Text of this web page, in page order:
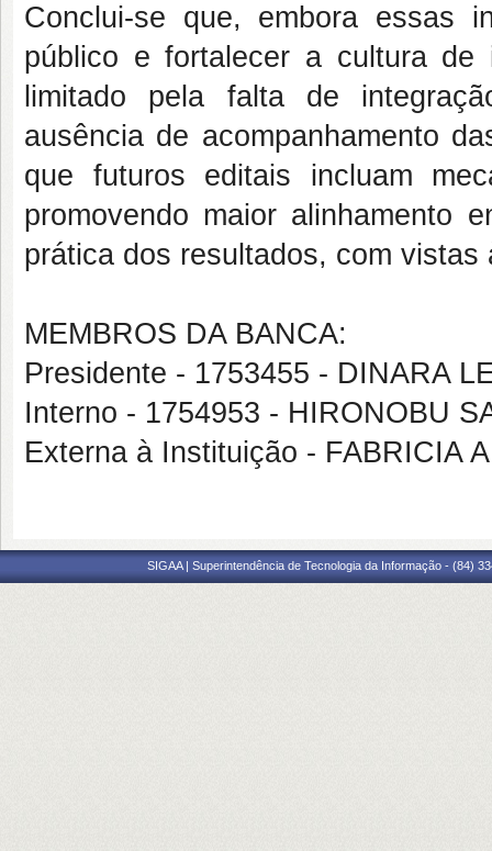
Conclui-se que, embora essas
público e fortalecer a cultura de
limitado pela falta de
ausência de acompanhamento
que futuros editais incluam
promovendo maior alinhamento
prática dos resultados, com
MEMBROS DA BANCA:
Presidente - 1753455 - DINARA
Interno - 1754953 - HIRONOBU
Externa à Instituição - FABRICIA
SIGAA | Superintendência de Tecnologia da Informação - (84)